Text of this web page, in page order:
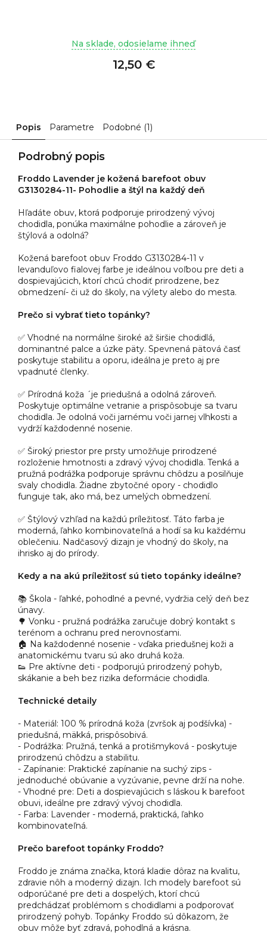
Na sklade, odosielame ihneď
12,50 €
Popis Parametre Podobné (1)
Podrobný popis
Froddo Lavender je kožená barefoot obuv
G3130284-11- Pohodlie a štýl na každý deň
Hľadáte obuv, ktorá podporuje prirodzený vývoj
chodidla, ponúka maximálne pohodlie a zároveň je
štýlová a odolná?
Kožená barefoot obuv Froddo G3130284-11 v
levanduľovo fialovej farbe je ideálnou voľbou pre deti a
dospievajúcich, ktorí chcú chodiť prirodzene, bez
obmedzení- či už do školy, na výlety alebo do mesta.
Prečo si vybrať tieto topánky?
✅ Vhodné na normálne široké až širšie chodidlá,
dominantné palce a úzke päty. Spevnená pätová časť
poskytuje stabilitu a oporu, ideálna je preto aj pre
vpadnuté členky.
✅ Prírodná koža ´je priedušná a odolná zároveň.
Poskytuje optimálne vetranie a prispôsobuje sa tvaru
chodidla. Je odolná voči jarnému voči jarnej vlhkosti a
vydrží každodenné nosenie.
✅ Široký priestor pre prsty umožňuje prirodzené
rozloženie hmotnosti a zdravý vývoj chodidla. Tenká a
pružná podrážka podporuje správnu chôdzu a posilňuje
svaly chodidla. Žiadne zbytočné opory - chodidlo
funguje tak, ako má, bez umelých obmedzení.
✅ Štýlový vzhľad na každú príležitosť. Táto farba je
moderná, ľahko kombinovateľná a hodí sa ku každému
oblečeniu. Nadčasový dizajn je vhodný do školy, na
ihrisko aj do prírody.
Kedy a na akú príležitosť sú tieto topánky ideálne?
📚 Škola - ľahké, pohodlné a pevné, vydržia celý deň bez
únavy.
🌳 Vonku - pružná podrážka zaručuje dobrý kontakt s
terénom a ochranu pred nerovnosťami.
🏠 Na každodenné nosenie - vďaka priedušnej koži a
anatomickému tvaru sú ako druhá koža.
👟 Pre aktívne deti - podporujú prirodzený pohyb,
skákanie a beh bez rizika deformácie chodidla.
Technické detaily
- Materiál: 100 % prírodná koža (zvršok aj podšívka) -
priedušná, mäkká, prispôsobivá.
- Podrážka: Pružná, tenká a protišmyková - poskytuje
prirodzenú chôdzu a stabilitu.
- Zapínanie: Praktické zapínanie na suchý zips -
jednoduché obúvanie a vyzúvanie, pevne drží na nohe.
- Vhodné pre: Deti a dospievajúcich s láskou k barefoot
obuvi, ideálne pre zdravý vývoj chodidla.
- Farba: Lavender - moderná, praktická, ľahko
kombinovateľná.
Prečo barefoot topánky Froddo?
Froddo je známa značka, ktorá kladie dôraz na kvalitu,
zdravie nôh a moderný dizajn. Ich modely barefoot sú
odporúčané pre deti a dospelých, ktorí chcú
predchádzať problémom s chodidlami a podporovať
prirodzený pohyb. Topánky Froddo sú dôkazom, že
obuv môže byť zdravá, pohodlná a krásna.